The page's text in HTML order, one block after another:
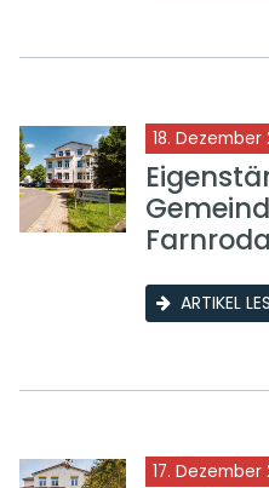
18. Dezember
Farnroda
ARTIKEL
17. Dezember